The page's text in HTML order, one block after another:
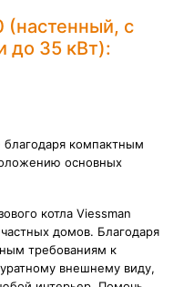
(настенный, с
до 35 кВт):
компактным
основных
котла Viessman
домов. Благодаря
требованиям к
внешнему виду,